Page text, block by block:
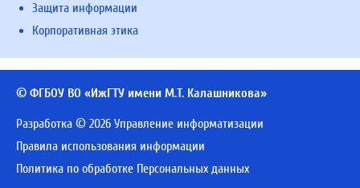
Защита информации
Корпоративная этика
© ФГБОУ ВО «ИжГТУ имени М.Т. Калашникова»
Разработка © 2026 Управление информатизации
Правила использования информации
Политика по обработке Персональных данных